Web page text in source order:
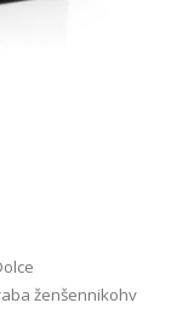
ženšennikohv